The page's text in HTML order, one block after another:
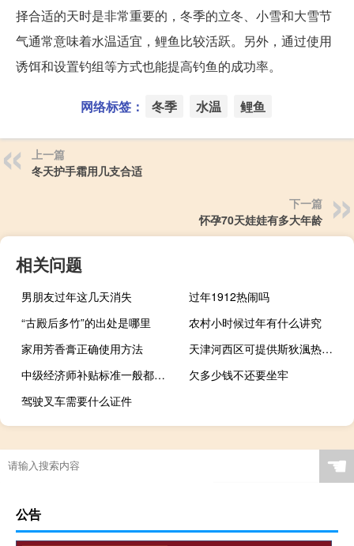
择合适的天时是非常重要的，冬季的立冬、小雪和大雪节
气通常意味着水温适宜，鲤鱼比较活跃。另外，通过使用
诱饵和设置钓组等方式也能提高钓鱼的成功率。
网络标签： 冬季 水温 鲤鱼
上一篇
冬天护手霜用几支合适
下一篇
怀孕70天娃娃有多大年龄
相关问题
男朋友过年这几天消失
过年1912热闹吗
“古殿后多竹”的出处是哪里
农村小时候过年有什么讲究
家用芳香膏正确使用方法
天津河西区可提供斯狄渢热水器维修服务地址在哪
中级经济师补贴标准一般都是多少
欠多少钱不还要坐牢
驾驶叉车需要什么证件
☚
公告